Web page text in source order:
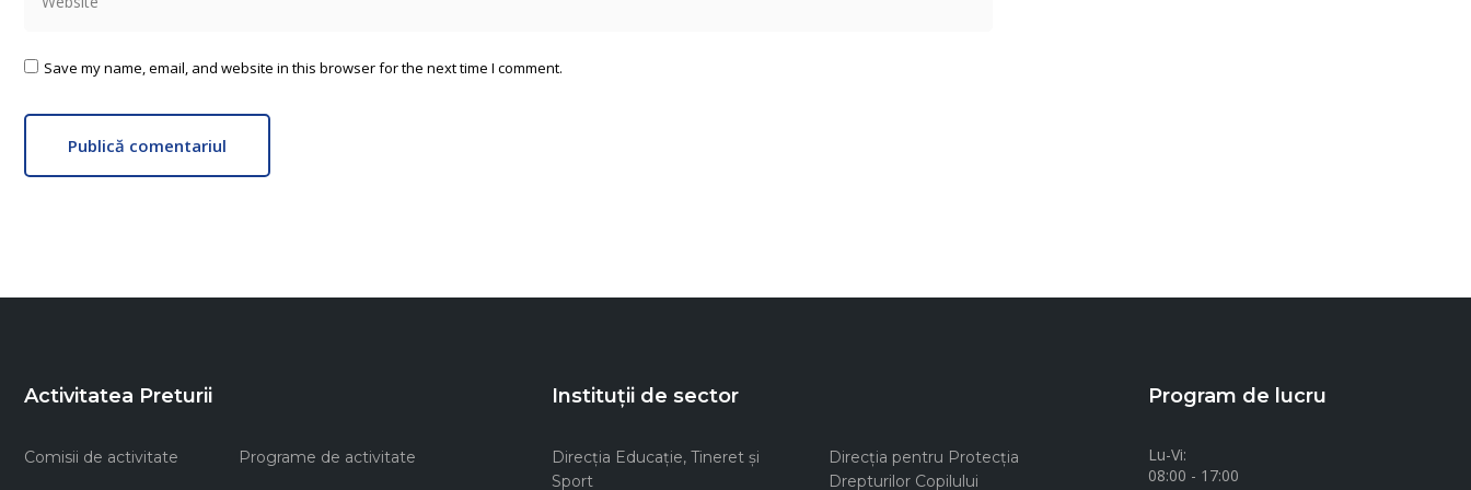
Save my name, email, and website in this browser for the next time I comment.
Publică comentariul
Activitatea Preturii
Comisii de activitate Programe de activitate
Instituții de sector
Direcţia Educaţie, Tineret şi
Sport
Direcţia pentru Protecţia
Drepturilor Copilului
Program de lucru
Lu-Vi:
08:00 - 17:00